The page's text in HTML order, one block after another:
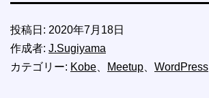
投稿日: 2020年7月18日
作成者: J.Sugiyama
カテゴリー: Kobe Meetup WordPress